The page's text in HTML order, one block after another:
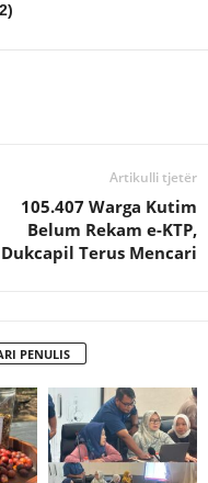
Artikulli tjetër
105.407 Warga Kutim
Belum Rekam e-KTP,
Dukcapil Terus Mencari
PENULIS